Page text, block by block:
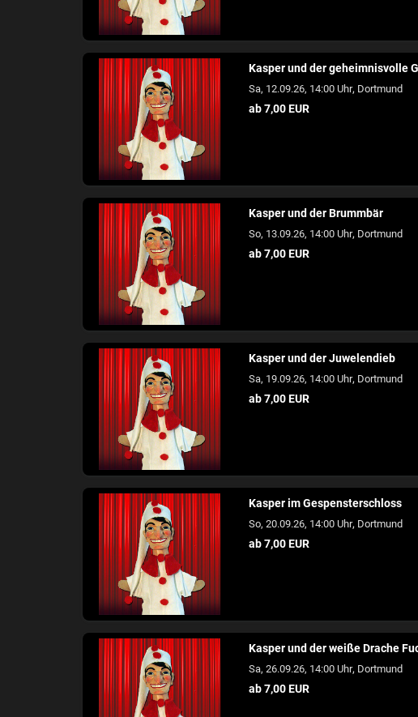
Kasper und der geheimnisvolle
Sa, 12.09.26, 14:00 Uhr, Dortmund
ab 7,00 EUR
Kasper und der Brummbär
So, 13.09.26, 14:00 Uhr, Dortmund
ab 7,00 EUR
Kasper und der Juwelendieb
Sa, 19.09.26, 14:00 Uhr, Dortmund
ab 7,00 EUR
Kasper im Gespensterschloss
So, 20.09.26, 14:00 Uhr, Dortmund
ab 7,00 EUR
Kasper und der weiße Drache
Sa, 26.09.26, 14:00 Uhr, Dortmund
ab 7,00 EUR